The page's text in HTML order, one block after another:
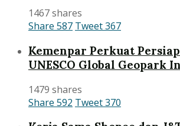
1467 shares
Share 587 Tweet367
Kemenpar Perkuat
UNESCO Global Geopark
1479 shares
Share 592 Tweet370